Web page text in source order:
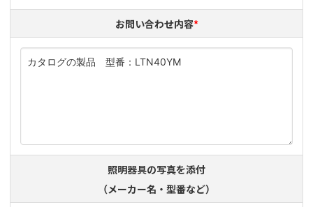
お問い合わせ内容*
照明器具の写真を添付
（メーカー名・型番など）